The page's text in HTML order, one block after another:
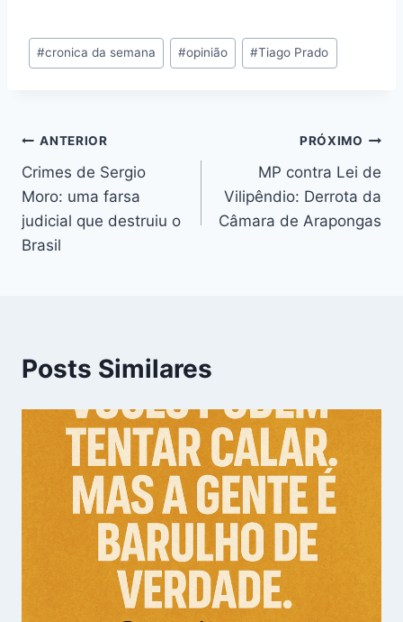
c
e
o
o
k
at
s
p
p
e
gr
e
s
s
s
er
ai
l
ar
e
Tags
do
#cronica da semana #opinião #Tiago Prado
Navegação
de
Post
ANTERIOR
Crimes de Sergio
Moro: uma farsa
judicial que destruiu o
Brasil
PRÓXIMO
MP contra Lei de
Vilipêndio: Derrota da
Câmara de Arapongas
Posts Similares